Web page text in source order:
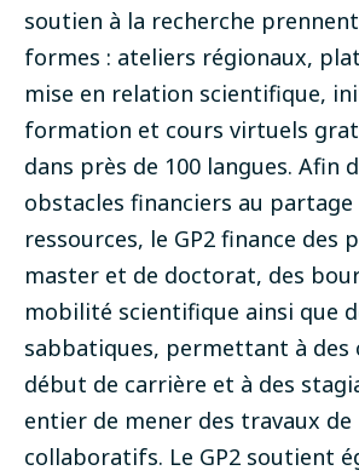
soutien à la recherche
formes : ateliers régionaux,
mise en relation scientifique,
formation et cours virtuels
dans près de 100 langues. Afin
obstacles financiers au partage
ressources, le GP2 finance des
master et de doctorat, des
mobilité scientifique ainsi que
sabbatiques, permettant à des
début de carrière et à des
entier de mener des travaux de
collaboratifs. Le GP2 soutient